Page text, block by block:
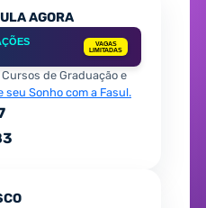
AGORA
VAGAS
LIMITADAS
de Graduação e
seu Sonho com a Fasul.